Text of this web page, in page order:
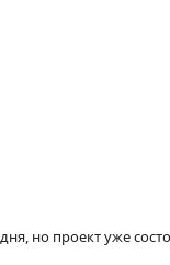
но проект уже